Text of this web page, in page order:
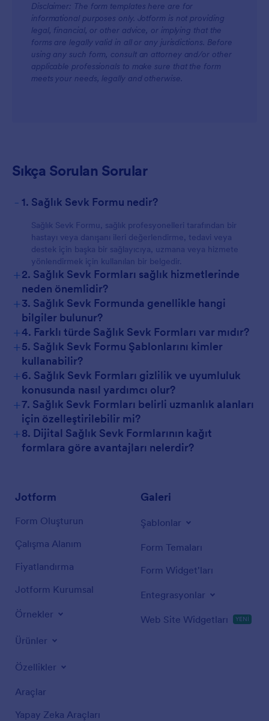
Disclaimer: The form templates here are for
informational purposes only. Jotform is not providing
legal, financial, or other advice, or implying that the
forms are legally valid in all or any jurisdictions. Before
using any such form, consult an attorney and/or other
applicable professionals to make sure that the form
meets your needs, legally and otherwise.
Sıkça Sorulan Sorular
- 1. Sağlık Sevk Formu nedir?
Sağlık Sevk Formu, sağlık profesyonelleri tarafından bir
hastayı veya danışanı ileri değerlendirme, tedavi veya
destek için başka bir sağlayıcıya, uzmana veya hizmete
yönlendirmek için kullanılan bir belgedir.
+2. Sağlık Sevk Formları sağlık hizmetlerinde
neden önemlidir?
+3. Sağlık Sevk Formunda genellikle hangi
bilgiler bulunur?
+4. Farklı türde Sağlık Sevk Formları var mıdır?
+5. Sağlık Sevk Formu Şablonlarını kimler
kullanabilir?
+6. Sağlık Sevk Formları gizlilik ve uyumluluk
konusunda nasıl yardımcı olur?
+7. Sağlık Sevk Formları belirli uzmanlık alanları
için özelleştirilebilir mi?
+8. Dijital Sağlık Sevk Formlarının kağıt
formlara göre avantajları nelerdir?
Jotform
Form Oluşturun
Çalışma Alanım
Fiyatlandırma
Jotform Kurumsal
Örnekler
Ürünler
Özellikler
Araçlar
Yapay Zeka Araçları
Galeri
Şablonlar
Form Temaları
Form Widget'ları
Entegrasyonlar
Web Site Widgetları YENİ